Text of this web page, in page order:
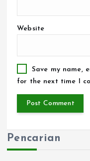
Website
Save my name,
for the next time I
Pencarian